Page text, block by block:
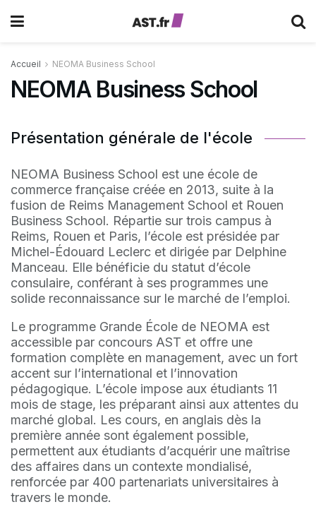
Accueil NEOMA Business School
NEOMA Business School
Présentation générale de l'école
NEOMA Business School est une école de
commerce française créée en 2013, suite à la
fusion de Reims Management School et Rouen
Business School. Répartie sur trois campus à
Reims, Rouen et Paris, l’école est présidée par
Michel-Édouard Leclerc et dirigée par Delphine
Manceau. Elle bénéficie du statut d’école
consulaire, conférant à ses programmes une
solide reconnaissance sur le marché de l’emploi.
Le programme Grande École de NEOMA est
accessible par concours AST et offre une
formation complète en management, avec un fort
accent sur l’international et l’innovation
pédagogique. L’école impose aux étudiants 11
mois de stage, les préparant ainsi aux attentes du
marché global. Les cours, en anglais dès la
première année sont également possible,
permettent aux étudiants d’acquérir une maîtrise
des affaires dans un contexte mondialisé,
renforcée par 400 partenariats universitaires à
travers le monde.